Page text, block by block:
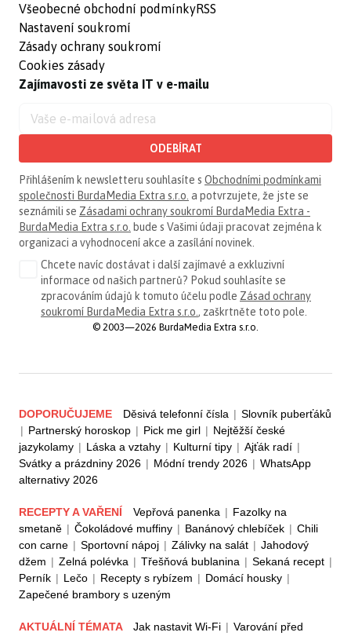
Všeobecné obchodní podmínky
Nastavení soukromí
Zásady ochrany soukromí
Cookies zásady
RSS
Zajímavosti ze světa IT v e-mailu
ODEBÍRAT
Přihlášením k newsletteru souhlasíte s Obchodními podmínkami
společnosti BurdaMedia Extra s.r.o. a potvrzujete, že jste se
seznámili se Zásadami ochrany soukromí BurdaMedia Extra -
BurdaMedia Extra s.r.o. bude s Vašimi údaji pracovat zejména k
organizaci a vyhodnocení akce a zasílání novinek.
Chcete navíc dostávat i další zajímavé a exkluzivní
informace od našich partnerů? Pokud souhlasíte se
zpracováním údajů k tomuto účelu podle Zásad ochrany
soukromí BurdaMedia Extra s.r.o. , zaškrtněte toto pole.
© 2003—2026 BurdaMedia Extra s.r.o.
DOPORUČUJEME Děsivá telefonní čísla | Slovník puberťáků
| Partnerský horoskop | Pick me girl | Nejtěžší české
jazykolamy | Láska a vztahy | Kulturní tipy | Ajťák radí |
Svátky a prázdniny 2026 | Módní trendy 2026 | WhatsApp
alternativy 2026
RECEPTY A VAŘENÍ Vepřová panenka | Fazolky na
smetaně | Čokoládové muffiny | Banánový chlebíček | Chili
con carne | Sportovní nápoj | Zálivky na salát | Jahodový
džem | Zelná polévka | Třešňová bublanina | Sekaná recept |
Perník | Lečo | Recepty s rybízem | Domácí housky |
Zapečené brambory s uzeným
AKTUÁLNÍ TÉMATA Jak nastavit Wi-Fi | Varování před